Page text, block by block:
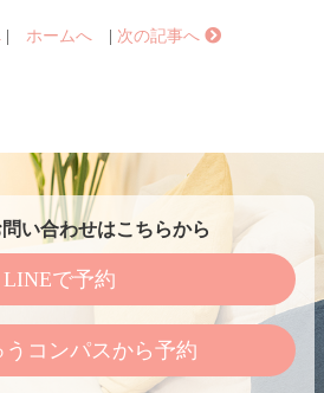
ホームへ 次の記事へ
い合わせはこちらから
LINEで予約
うコンパスから予約